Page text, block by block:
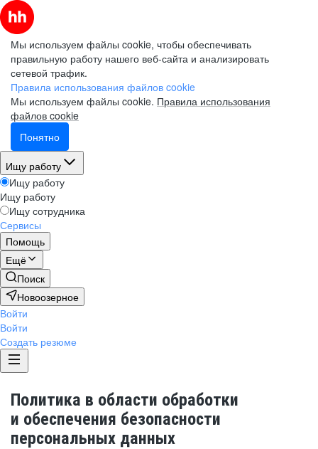
Мы используем файлы cookie, чтобы обеспечивать
правильную работу нашего веб-сайта и анализировать
сетевой трафик.
Правила использования файлов cookie
Мы используем файлы cookie. Правила использования
файлов cookie
Понятно
Ищу работу
Ищу работу
Ищу работу
Ищу сотрудника
Сервисы
Помощь
Ещё
Поиск
Новоозерное
Войти
Войти
Создать резюме
Политика в области обработки
и обеспечения безопасности
персональных данных